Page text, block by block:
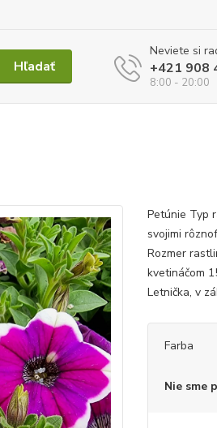
Hľadať
Neviete si
+421 908
8:00 - 20:00
Petúnie Typ
svojimi
Rozmer
kvetináčom
Letnička, v
Farba
Nie sme